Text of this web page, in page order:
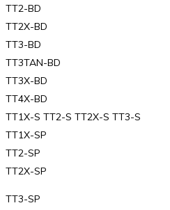
TT2-BD
TT2X-BD
TT3-BD
TT3TAN-BD
TT3X-BD
TT4X-BD
TT1X-S TT2-S TT2X-S TT3-S
TT1X-SP
TT2-SP
TT2X-SP
TT3-SP